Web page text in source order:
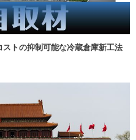
ストの抑制可能な冷蔵倉庫新工法